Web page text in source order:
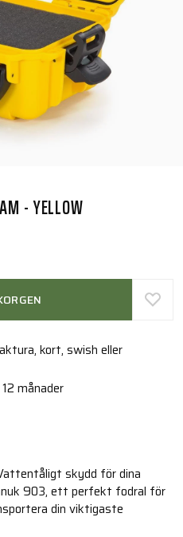
- YELLOW
kort, swish eller
månader
skydd för dina
903, ett perfekt fodral för
din viktigaste